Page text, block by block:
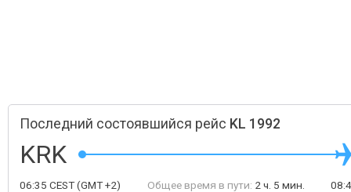
Последний состоявшийся рейс KL 1992
KRK
06:35 CEST(GMT +2)
Общее время в пути: 2 ч. 5 мин.